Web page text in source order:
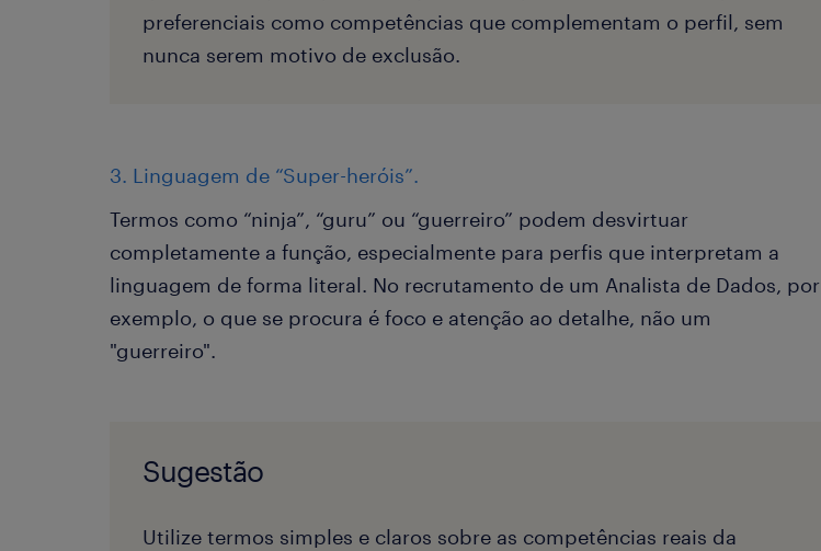
preferenciais como competências que complementam o perfil, sem
nunca serem motivo de exclusão.
3. Linguagem de “Super-heróis”.
Termos como “ninja”, “guru” ou “guerreiro” podem desvirtuar
completamente a função, especialmente para perfis que interpretam a
linguagem de forma literal. No recrutamento de um Analista de Dados, por
exemplo, o que se procura é foco e atenção ao detalhe, não um
"guerreiro".
Sugestão
Utilize termos simples e claros sobre as competências reais da